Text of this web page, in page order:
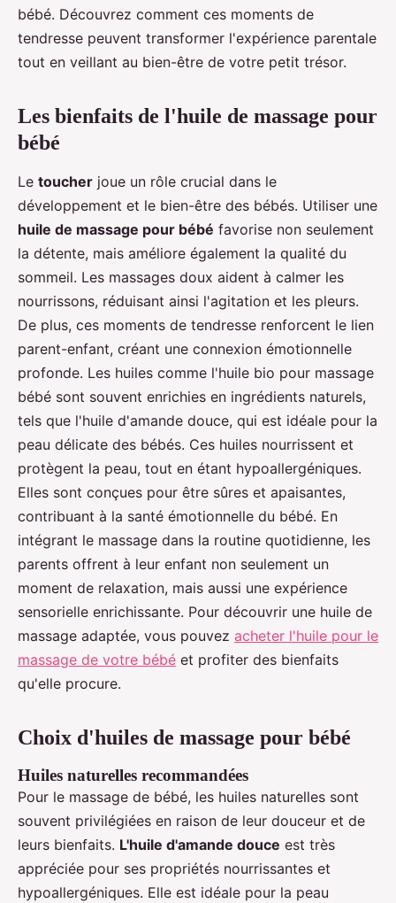
bébé. Découvrez comment ces moments de
tendresse peuvent transformer l'expérience parentale
tout en veillant au bien-être de votre petit trésor.
Les bienfaits de l'huile de massage pour
bébé
Le toucher joue un rôle crucial dans le
développement et le bien-être des bébés. Utiliser une
huile de massage pour bébé favorise non seulement
la détente, mais améliore également la qualité du
sommeil. Les massages doux aident à calmer les
nourrissons, réduisant ainsi l'agitation et les pleurs.
De plus, ces moments de tendresse renforcent le lien
parent-enfant, créant une connexion émotionnelle
profonde. Les huiles comme l'huile bio pour massage
bébé sont souvent enrichies en ingrédients naturels,
tels que l'huile d'amande douce, qui est idéale pour la
peau délicate des bébés. Ces huiles nourrissent et
protègent la peau, tout en étant hypoallergéniques.
Elles sont conçues pour être sûres et apaisantes,
contribuant à la santé émotionnelle du bébé. En
intégrant le massage dans la routine quotidienne, les
parents offrent à leur enfant non seulement un
moment de relaxation, mais aussi une expérience
sensorielle enrichissante. Pour découvrir une huile de
massage adaptée, vous pouvez acheter l'huile pour le
massage de votre bébé et profiter des bienfaits
qu'elle procure.
Choix d'huiles de massage pour bébé
Huiles naturelles recommandées
Pour le massage de bébé, les huiles naturelles sont
souvent privilégiées en raison de leur douceur et de
leurs bienfaits. L'huile d'amande douce est très
appréciée pour ses propriétés nourrissantes et
hypoallergéniques. Elle est idéale pour la peau